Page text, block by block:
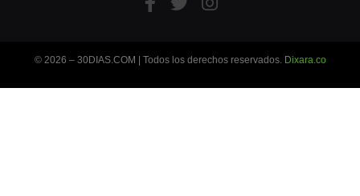
© 2026 – 30DIAS.COM | Todos los derechos reservados. Dixara.co